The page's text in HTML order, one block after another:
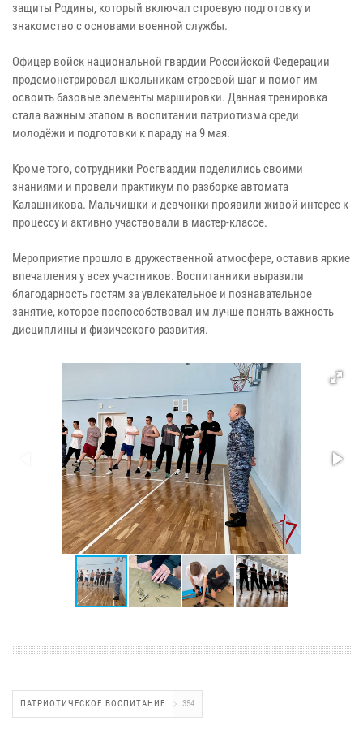
защиты Родины, который включал строевую подготовку и
знакомство с основами военной службы.
Офицер войск национальной гвардии Российской Федерации
продемонстрировал школьникам строевой шаг и помог им
освоить базовые элементы маршировки. Данная тренировка
стала важным этапом в воспитании патриотизма среди
молодёжи и подготовки к параду на 9 мая.
Кроме того, сотрудники Росгвардии поделились своими
знаниями и провели практикум по разборке автомата
Калашникова. Мальчишки и девчонки проявили живой интерес к
процессу и активно участвовали в мастер-классе.
Мероприятие прошло в дружественной атмосфере, оставив яркие
впечатления у всех участников. Воспитанники выразили
благодарность гостям за увлекательное и познавательное
занятие, которое поспособствовал им лучше понять важность
дисциплины и физического развития.
ПАТРИОТИЧЕСКОЕ ВОСПИТАНИЕ 354